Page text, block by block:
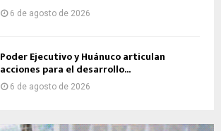
6 de agosto de 2026
Poder Ejecutivo y Huánuco articulan
acciones para el desarrollo...
6 de agosto de 2026